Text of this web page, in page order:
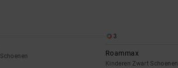
3
Roammax
Kinderen Zwart Schoenen